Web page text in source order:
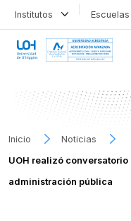
Institutos Escuelas
Inicio
Noticias
UOH realizó
administración pública